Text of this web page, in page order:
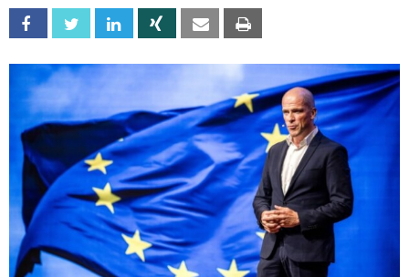
Facebook Twitter Linkedin Xing Email